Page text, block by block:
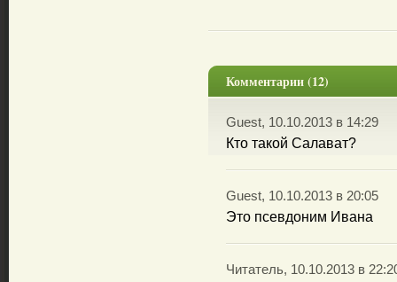
Комментарии (12)
Guest, 10.10.2013 в 14:29
Кто такой Салават?
Guest, 10.10.2013 в 20:05
Это псевдоним Ивана
Читатель, 10.10.2013 в